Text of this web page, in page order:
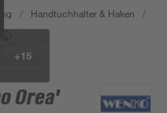
/ Handtuchhalter & Haken /
+15
Orea'